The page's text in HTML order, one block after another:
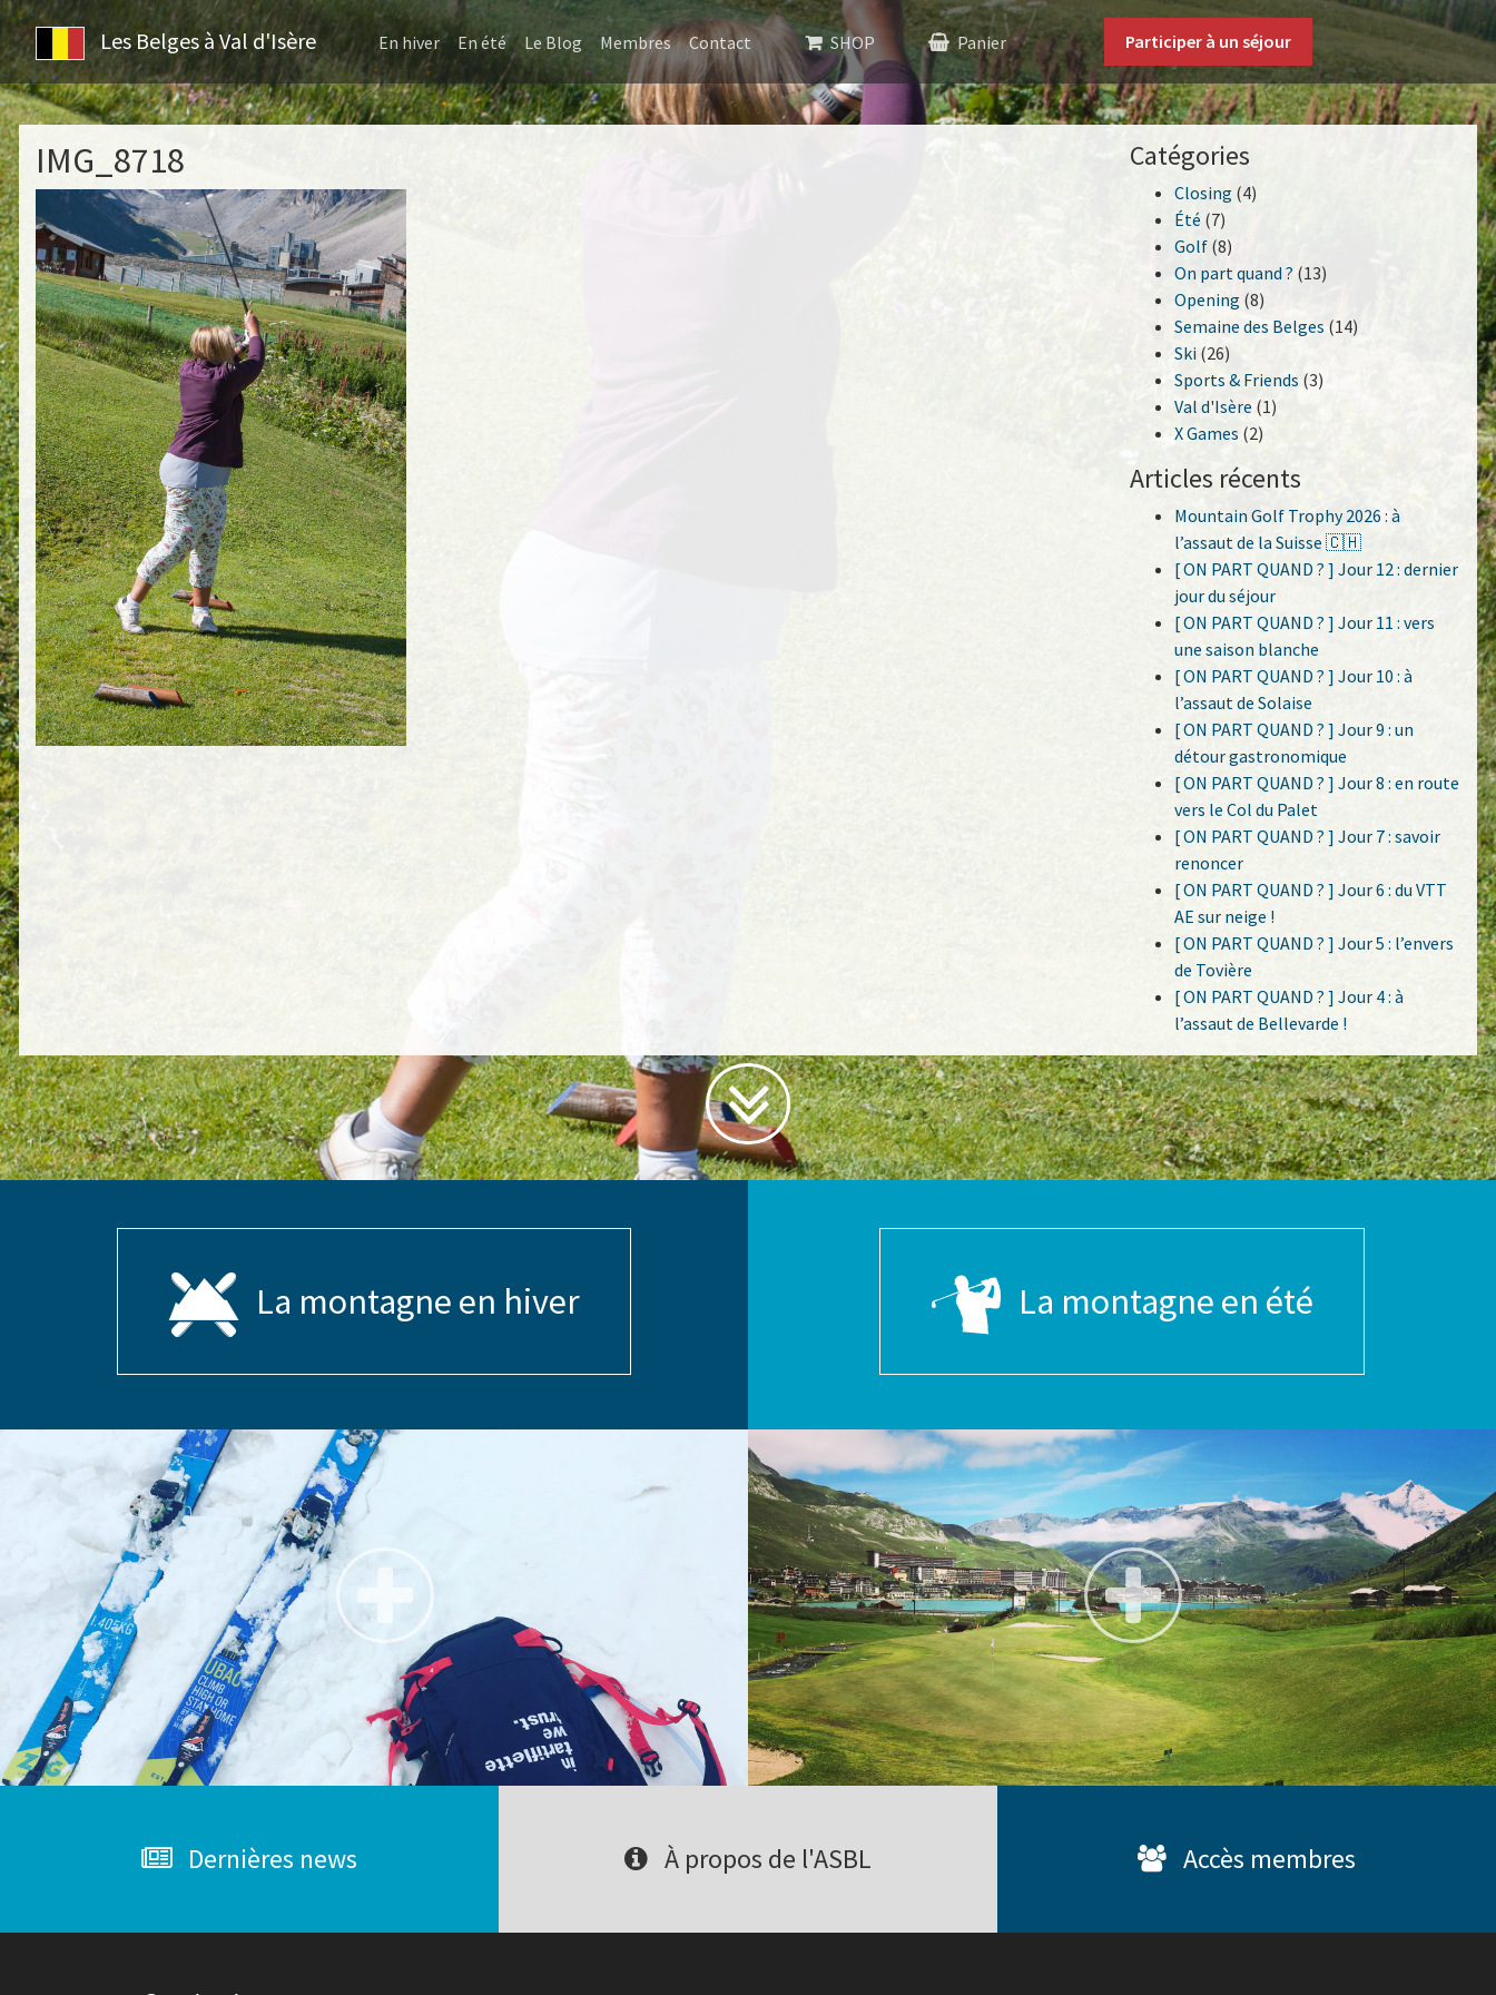
Les Belges à Val d'Isère En hiver En été Le Blog Membres Contact SHOP Panier Participer à un séjour
IMG_8718 Catégories
Closing (4)
Été (7)
Golf(8)
On part quand ? (13)
Opening (8)
Semaine des Belges (14)
Ski(26)
Sports & Friends (3)
Val d'Isère (1)
X Games (2)
Articles récents
Mountain Golf Trophy 2026 : à
l’assaut de la Suisse 🇨🇭
[ ON PART QUAND ? ] Jour 12 : dernier
jour du séjour
[ ON PART QUAND ? ] Jour 11 : vers
une saison blanche
[ ON PART QUAND ? ] Jour 10 : à
l’assaut de Solaise
[ ON PART QUAND ? ] Jour 9 : un
détour gastronomique
[ ON PART QUAND ? ] Jour 8 : en route
vers le Col du Palet
[ ON PART QUAND ? ] Jour 7 : savoir
renoncer
[ ON PART QUAND ? ] Jour 6 : du VTT
AE sur neige !
[ ON PART QUAND ? ] Jour 5 : l’envers
de Tovière
[ ON PART QUAND ? ] Jour 4 : à
l’assaut de Bellevarde !
La montagne en hiver La montagne en été
Dernières news À propos de l'ASBL Accès membres